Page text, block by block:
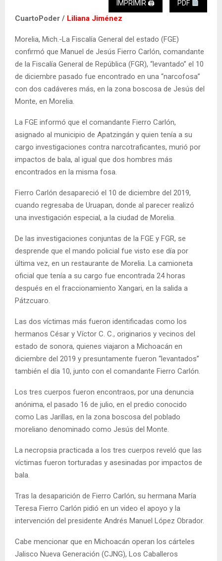
IMPRIMIR 🖨 PDF
CuartoPoder / Liliana Jiménez
Morelia, Mich.-La Fiscalía General del estado (FGE)
confirmó que Manuel de Jesús Fierro Carlón, comandante
de la Fiscalía General de República (FGR), “levantado” el 10
de diciembre pasado fue encontrado en una “narcofosa”
con dos cadáveres más, en la zona boscosa de Jesús del
Monte, en Morelia.
La FGE informó que el comandante Fierro Carlón,
asignado al municipio de Apatzingán y quien tenía a su
cargo investigaciones contra narcotraficantes, murió por
impactos de bala, al igual que dos hombres más
encontrados en la misma fosa.
Fierro Carlón desapareció el 10 de diciembre del 2019,
cuando regresaba de Uruapan, donde al parecer realizó
una investigación especial, a la ciudad de Morelia.
De las investigaciones conjuntas de la FGE y FGR, se
desprende que el mando policial fue visto ese día por
última vez, en un restaurante de Morelia. La camioneta
oficial que tenía a su cargo fue encontrada 24 horas
después en el fraccionamiento Xangari, en la salida a
Pátzcuaro.
Las dos víctimas más fueron identificadas como los
hermanos César y Víctor C. C., originarios y vecinos del
estado de sonora, quienes viajaron a Michoacán en
diciembre del 2019 y presuntamente fueron “levantados”
también el día 10, junto con el comandante Fierro Carlón.
Los tres cuerpos fueron encontraos, por una denuncia
anónima, el pasado 16 de julio, en el predio conocido
como Las Jarillas, en la zona boscosa del poblado
moreliano denominado como Jesús del Monte.
La necropsia practicada a los tres cuerpos reveló que las
víctimas fueron torturadas y asesinadas por impactos de
bala.
Tras la desaparición de Fierro Carlón, su hermana María
Teresa Fierro Carlón pidió en un video el apoyo y la
intervención del presidente Andrés Manuel López Obrador.
Cabe mencionar que en Michoacán operan los cárteles
Jalisco Nueva Generación (CJNG), Los Caballeros